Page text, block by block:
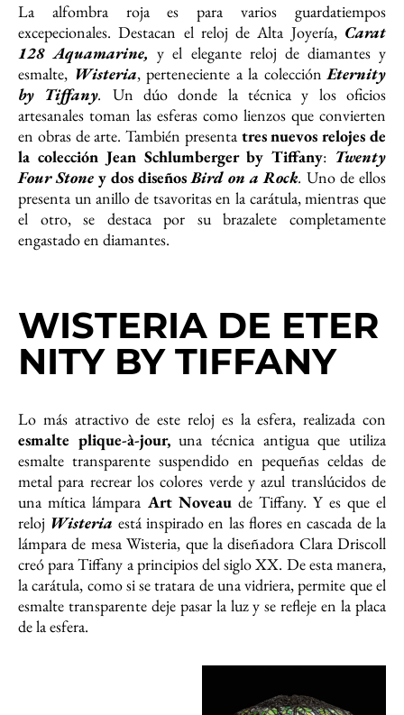
La alfombra roja es para varios guardatiempos
excepecionales. Destacan el reloj de Alta Joyería, Carat
128 Aquamarine, y el elegante reloj de diamantes y
esmalte, Wisteria, perteneciente a la colecciónEternity
by Tiffany.
Un dúo donde la técnica y los oficios
artesanales toman las esferas como lienzos que convierten
en obras de arte. También presenta tres nuevos relojes de
la colección Jean Schlumberger by Tiffany: Twenty
Four Stone y dos diseñosBird on a Rock. Uno de ellos
presenta un anillo de tsavoritas en la carátula, mientras que
el otro, se destaca por su brazalete completamente
engastado en diamantes.
WISTERIA DE ETER
NITY BY TIFFANY
Lo más atractivo de este reloj es la esfera, realizada con
esmalte plique-à-jour,una técnica antigua que utiliza
esmalte transparente suspendido en pequeñas celdas de
metal para recrear los colores verde y azul translúcidos de
una mítica lámpara Art Noveaude Tiffany. Y es que el
reloj Wisteria está inspirado en las flores en cascada de la
lámpara de mesa Wisteria, que la diseñadora Clara Driscoll
creó para Tiffany a principios del siglo XX. De esta manera,
la carátula, como si se tratara de una vidriera, permite que el
esmalte transparente deje pasar la luz y se refleje en la placa
de la esfera.